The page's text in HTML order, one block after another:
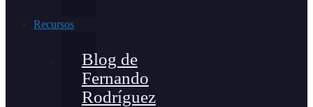
Recursos
Blog de
Fernando
Rodríguez